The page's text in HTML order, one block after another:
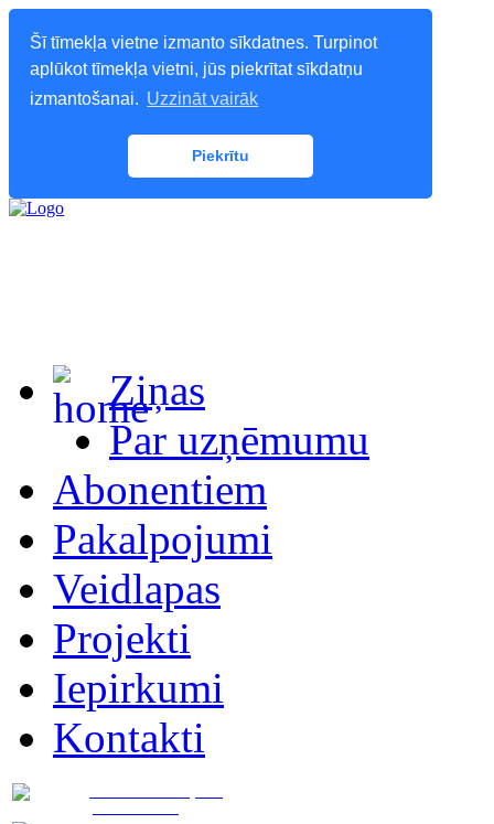
Šī tīmekļa vietne izmanto sīkdatnes. Turpinot
aplūkot tīmekļa vietni, jūs piekrītat sīkdatņu
izmantošanai. Uzzināt vairāk
Piekrītu
Ziņas
Par uzņēmumu
Abonentiem
Pakalpojumi
Veidlapas
Projekti
Iepirkumi
Kontakti